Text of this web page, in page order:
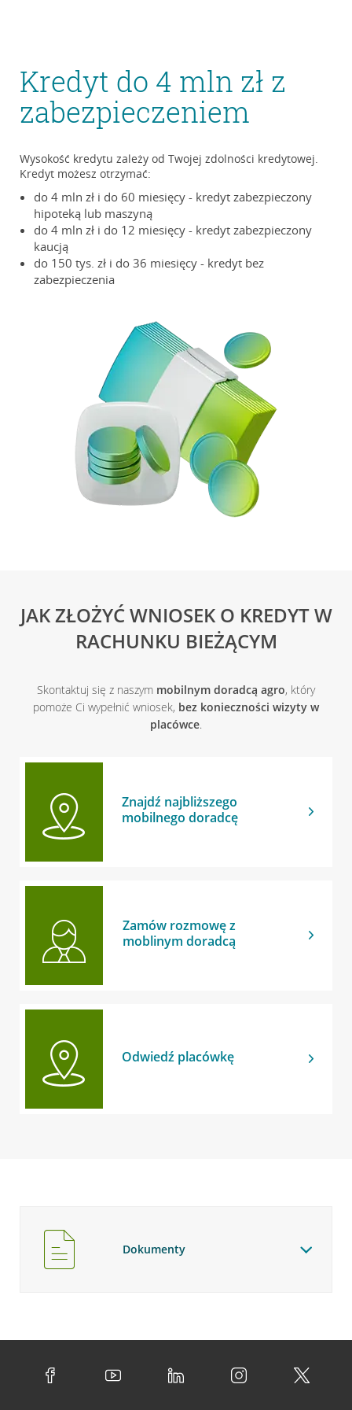
Kredyt do 4 mln zł z
zabezpieczeniem
Wysokość kredytu zależy od Twojej zdolności kredytowej.
Kredyt możesz otrzymać:
do 4 mln zł i do 60 miesięcy - kredyt zabezpieczony
hipoteką lub maszyną
do 4 mln zł i do 12 miesięcy - kredyt zabezpieczony
kaucją
do 150 tys. zł i do 36 miesięcy - kredyt bez
zabezpieczenia
JAK ZŁOŻYĆ WNIOSEK O KREDYT W
RACHUNKU BIEŻĄCYM
Skontaktuj się z naszym mobilnym doradcą agro, który
pomoże Ci wypełnić wniosek, bez konieczności wizyty w
placówce.
Znajdź najbliższego
mobilnego doradcę
Zamów rozmowę z
moblinym doradcą
Odwiedź placówkę
Dokumenty